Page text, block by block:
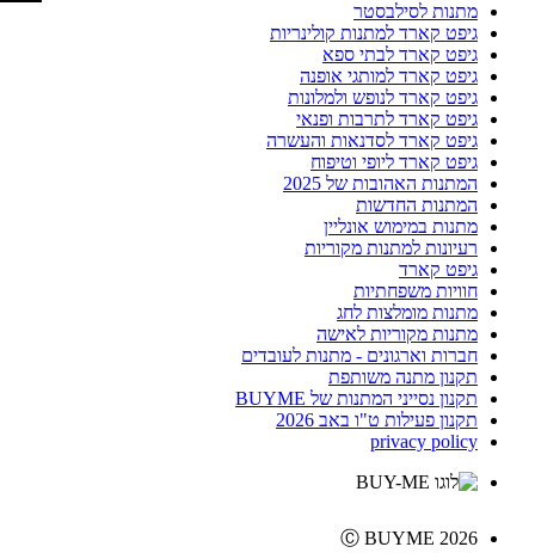
מתנות לסילבסטר
גיפט קארד למתנות קולינריות
גיפט קארד לבתי ספא
גיפט קארד למותגי אופנה
גיפט קארד לנופש ולמלונות
גיפט קארד לתרבות ופנאי
גיפט קארד לסדנאות והעשרה
גיפט קארד ליופי וטיפוח
המתנות האהובות של 2025
המתנות החדשות
מתנות במימוש אונליין
רעיונות למתנות מקוריות
גיפט קארד
חוויות משפחתיות
מתנות מומלצות לחג
מתנות מקוריות לאישה
חברות וארגונים - מתנות לעובדים
תקנון מתנה משותפת
תקנון נסייני המתנות של BUYME
תקנון פעילות ט"ו באב 2026
privacy policy
Ⓒ BUYME 2026